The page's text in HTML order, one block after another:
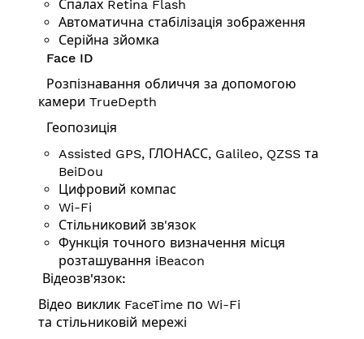
Спалах Retina Flash
Автоматична стабілізація зображення
Серійна зйомка
Face ID
Розпізнавання обличчя за допомогою
камери TrueDepth
Геопозиція
Assisted GPS, ГЛОНАСС, Galileo, QZSS та
BeiDou
Цифровий компас
Wi-Fi
Стільниковий зв'язок
Функція точного визначення місця
розташування iBeacon
Відеозв'язок:
Відео виклик FaceTime по Wi-Fi
та стільниковій мережі